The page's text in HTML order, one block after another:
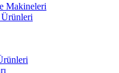
Makineleri